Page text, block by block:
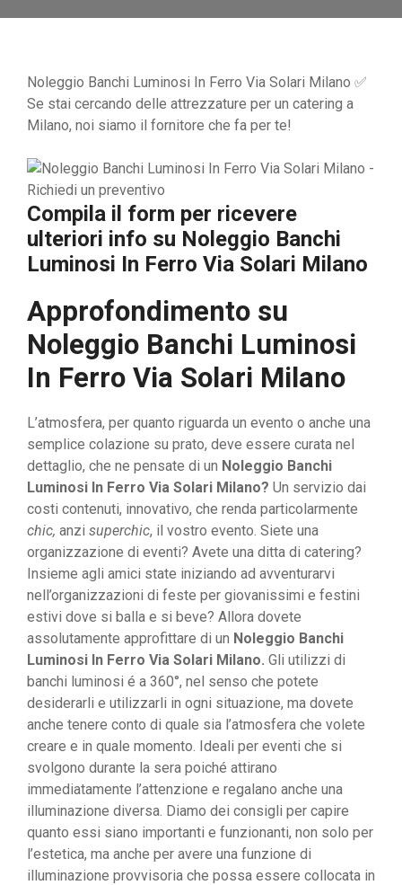
Noleggio Banchi Luminosi In Ferro Via Solari Milano ✅
Se stai cercando delle attrezzature per un catering a
Milano, noi siamo il fornitore che fa per te!
Compila il form per ricevere
ulteriori info su Noleggio Banchi
Luminosi In Ferro Via Solari Milano
Approfondimento su
Noleggio Banchi Luminosi
In Ferro Via Solari Milano
L’atmosfera, per quanto riguarda un evento o anche una
semplice colazione su prato, deve essere curata nel
dettaglio, che ne pensate di un Noleggio Banchi
Luminosi In Ferro Via Solari Milano? Un servizio dai
costi contenuti, innovativo, che renda particolarmente
chic, anzi superchic, il vostro evento. Siete una
organizzazione di eventi? Avete una ditta di catering?
Insieme agli amici state iniziando ad avventurarvi
nell’organizzazioni di feste per giovanissimi e festini
estivi dove si balla e si beve? Allora dovete
assolutamente approfittare di un Noleggio Banchi
Luminosi In Ferro Via Solari Milano. Gli utilizzi di
banchi luminosi é a 360°, nel senso che potete
desiderarli e utilizzarli in ogni situazione, ma dovete
anche tenere conto di quale sia l’atmosfera che volete
creare e in quale momento. Ideali per eventi che si
svolgono durante la sera poiché attirano
immediatamente l’attenzione e regalano anche una
illuminazione diversa. Diamo dei consigli per capire
quanto essi siano importanti e funzionanti, non solo per
l’estetica, ma anche per avere una funzione di
illuminazione provvisoria che possa essere collocata in